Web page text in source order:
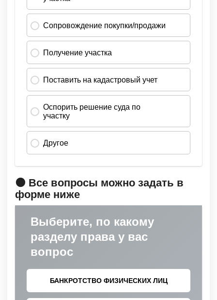
🟠 Все вопросы можно задать в
форме ниже